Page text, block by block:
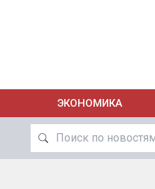
ЭКОНОМИКА